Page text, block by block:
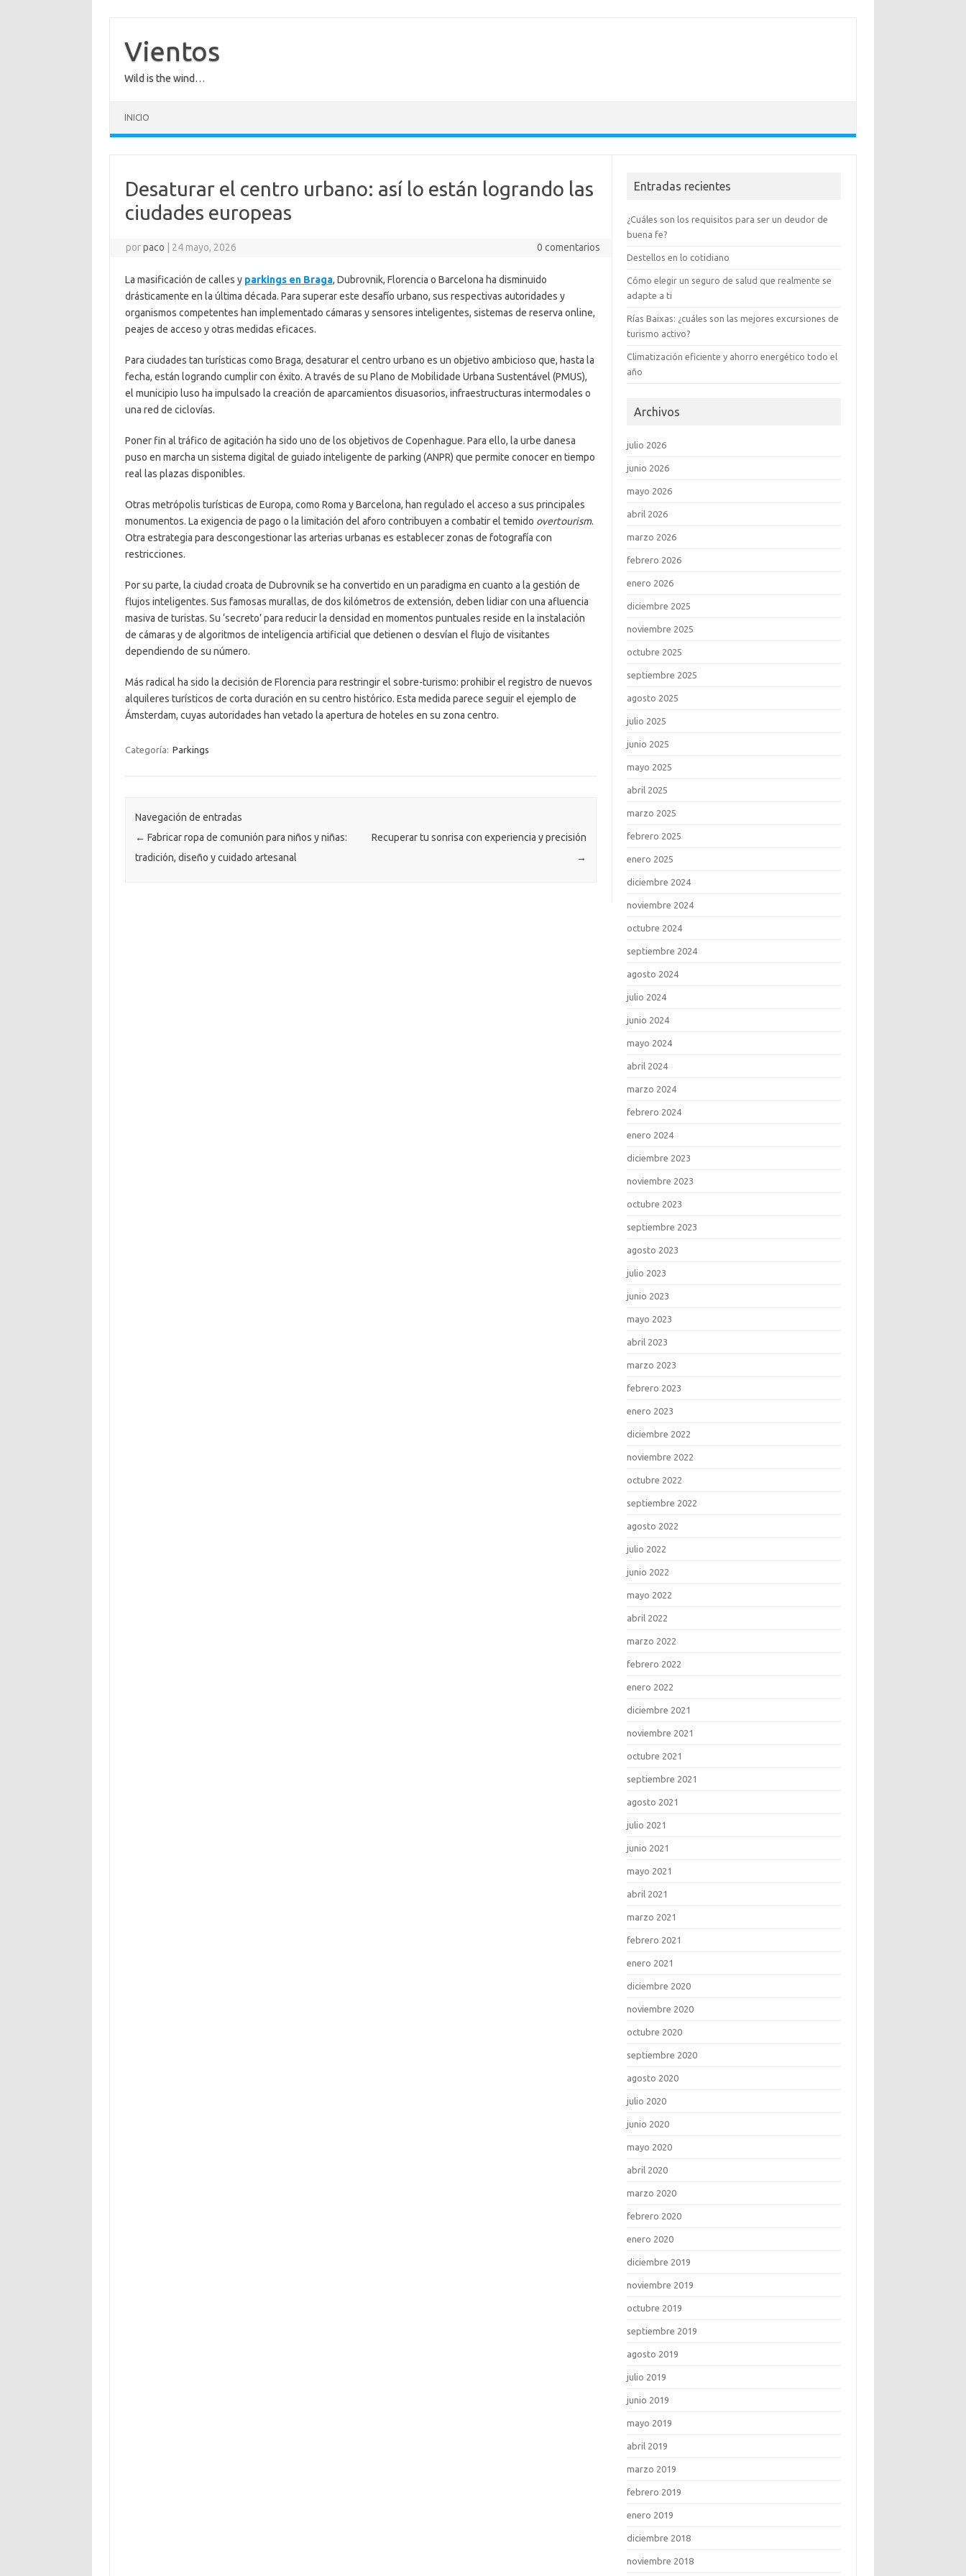
contenido
Vientos
Wild is the wind…
INICIO
Desaturar el centro urbano: así lo están logrando las
ciudades europeas
porpaco 24 mayo, 2026 0 comentarios
La masificación de calles y parkings en Braga, Dubrovnik, Florencia o Barcelona ha disminuido
drásticamente en la última década. Para superar este desafío urbano, sus respectivas autoridades y
organismos competentes han implementado cámaras y sensores inteligentes, sistemas de reserva online,
peajes de acceso y otras medidas eficaces.
Para ciudades tan turísticas como Braga, desaturar el centro urbano es un objetivo ambicioso que, hasta la
fecha, están logrando cumplir con éxito. A través de su Plano de Mobilidade Urbana Sustentável (PMUS),
el municipio luso ha impulsado la creación de aparcamientos disuasorios, infraestructuras intermodales o
una red de ciclovías.
Poner fin al tráfico de agitación ha sido uno de los objetivos de Copenhague. Para ello, la urbe danesa
puso en marcha un sistema digital de guiado inteligente de parking (ANPR) que permite conocer en tiempo
real las plazas disponibles.
Otras metrópolis turísticas de Europa, como Roma y Barcelona, han regulado el acceso a sus principales
monumentos. La exigencia de pago o la limitación del aforo contribuyen a combatir el temido overtourism.
Otra estrategia para descongestionar las arterias urbanas es establecer zonas de fotografía con
restricciones.
Por su parte, la ciudad croata de Dubrovnik se ha convertido en un paradigma en cuanto a la gestión de
flujos inteligentes. Sus famosas murallas, de dos kilómetros de extensión, deben lidiar con una afluencia
masiva de turistas. Su ‘secreto’ para reducir la densidad en momentos puntuales reside en la instalación
de cámaras y de algoritmos de inteligencia artificial que detienen o desvían el flujo de visitantes
dependiendo de su número.
Más radical ha sido la decisión de Florencia para restringir el sobre-turismo: prohibir el registro de nuevos
alquileres turísticos de corta duración en su centro histórico. Esta medida parece seguir el ejemplo de
Ámsterdam, cuyas autoridades han vetado la apertura de hoteles en su zona centro.
Categoría: Parkings
Navegación de entradas
← Fabricar ropa de comunión para niños y niñas:
tradición, diseño y cuidado artesanal
Recuperar tu sonrisa con experiencia y precisión
→
Entradas recientes
¿Cuáles son los requisitos para ser un deudor de
buena fe?
Destellos en lo cotidiano
Cómo elegir un seguro de salud que realmente se
adapte a ti
Rías Baixas: ¿cuáles son las mejores excursiones de
turismo activo?
Climatización eficiente y ahorro energético todo el
año
Archivos
julio 2026
junio 2026
mayo 2026
abril 2026
marzo 2026
febrero 2026
enero 2026
diciembre 2025
noviembre 2025
octubre 2025
septiembre 2025
agosto 2025
julio 2025
junio 2025
mayo 2025
abril 2025
marzo 2025
febrero 2025
enero 2025
diciembre 2024
noviembre 2024
octubre 2024
septiembre 2024
agosto 2024
julio 2024
junio 2024
mayo 2024
abril 2024
marzo 2024
febrero 2024
enero 2024
diciembre 2023
noviembre 2023
octubre 2023
septiembre 2023
agosto 2023
julio 2023
junio 2023
mayo 2023
abril 2023
marzo 2023
febrero 2023
enero 2023
diciembre 2022
noviembre 2022
octubre 2022
septiembre 2022
agosto 2022
julio 2022
junio 2022
mayo 2022
abril 2022
marzo 2022
febrero 2022
enero 2022
diciembre 2021
noviembre 2021
octubre 2021
septiembre 2021
agosto 2021
julio 2021
junio 2021
mayo 2021
abril 2021
marzo 2021
febrero 2021
enero 2021
diciembre 2020
noviembre 2020
octubre 2020
septiembre 2020
agosto 2020
julio 2020
junio 2020
mayo 2020
abril 2020
marzo 2020
febrero 2020
enero 2020
diciembre 2019
noviembre 2019
octubre 2019
septiembre 2019
agosto 2019
julio 2019
junio 2019
mayo 2019
abril 2019
marzo 2019
febrero 2019
enero 2019
diciembre 2018
noviembre 2018